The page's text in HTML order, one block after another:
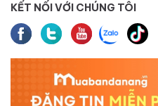
KẾT NỐI VỚI CHÚNG TÔI